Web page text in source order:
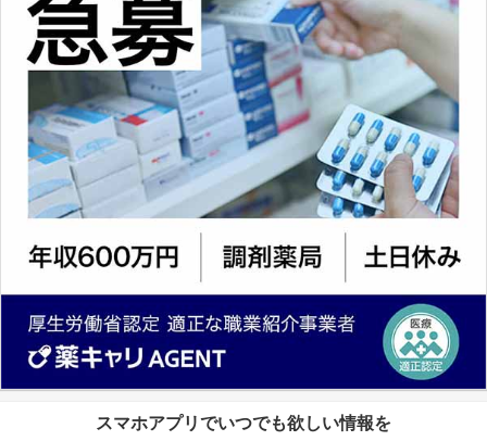
スマホアプリでいつでも欲しい情報を